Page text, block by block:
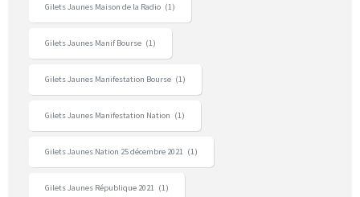
Gilets Jaunes Maison de la Radio (1)
Gilets Jaunes Manif Bourse (1)
Gilets Jaunes Manifestation Bourse (1)
Gilets Jaunes Manifestation Nation (1)
Gilets Jaunes Nation 25 décembre 2021 (1)
Gilets Jaunes République 2021 (1)